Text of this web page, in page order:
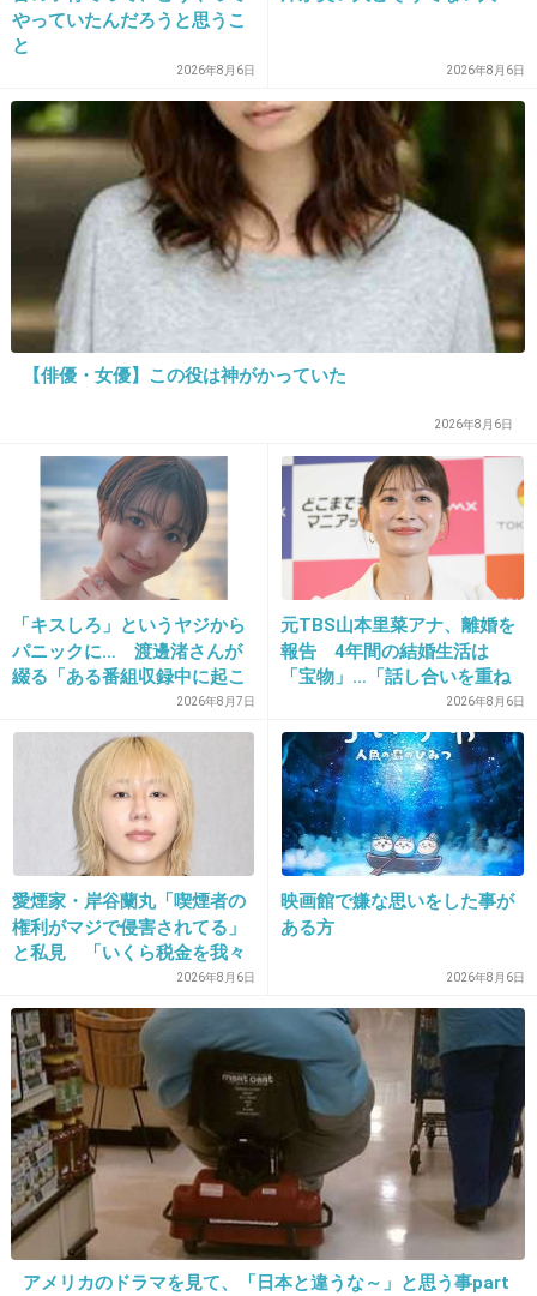
+828 -5
19. 匿名2014/06/03(火) 17:02:24
今ちょうどニュース見てた
捕まって良かったけど、女の子のその時の心情
を考えるとなんとも言えない気持ちになる
自分から供述し始めたみたいで誤認逮捕じゃな
いみたいだけど、刑は軽くしないで欲しい
20. 匿名2014/06/03(火) 17:02:30
今、ニュースで観てるけど
想像しただけで許せん！！！
+366 -0
21. 匿名 2014/06/03(火) 17:02:54
なんでこんな酷いことができるんだ！
+368 -3
7才の子が裸にされ殴られ、刺された
犯人に死か生き地獄を、あじわせてやりたい
許せない
+1431
23. 匿名2014/06/03(火) 17:03:10
やっていたんだろうと思うこ
と
2026年8月6日 2026年8月6日
【俳優・女優】この役は神がかっていた
2026年8月6日
「キスしろ」というヤジから
パニックに… 渡邊渚さんが
綴る「ある番組収録中に起こ
ったフラッシュバック」2026年8月7日
元TBS山本里菜アナ、離婚を
報告 4年間の結婚生活は
「宝物」…「話し合いを重ね
2026年8月6日
愛煙家・岸谷蘭丸「喫煙者の
権利がマジで侵害されてる」
と私見 「いくら税金を我々
2026年8月6日
映画館で嫌な思いをした事が
ある方
2026年8月6日
アメリカのドラマを見て、「日本と違うな～」と思う事part